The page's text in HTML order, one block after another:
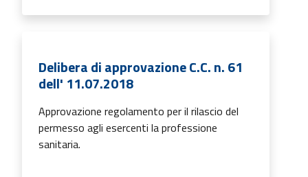
Delibera di approvazione C.C. n. 61
dell' 11.07.2018
Approvazione regolamento per il rilascio del
permesso agli esercenti la professione
sanitaria.